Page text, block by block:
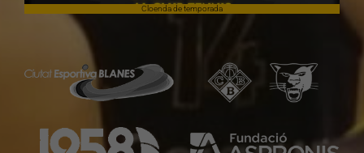
Cloenda de temporada